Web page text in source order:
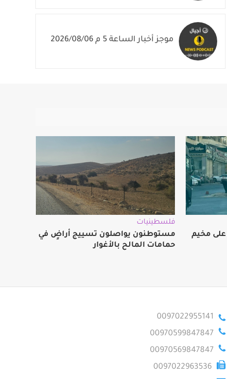
موجز أخبار الساعة 5 م 2026/08/06
على مخيم
فلسطينيات
مستوطنون يواصلون تسييج أراضٍ في
حمامات المالح بالأغوار
0097022955141
00970599847847
00970569847847
0097022963536